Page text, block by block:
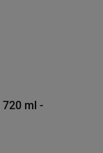
ml -